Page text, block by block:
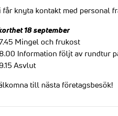
får knyta kontakt med personal
18 september
Mingel och frukost
Information följt av rundtur
Asvlut
till nästa företagsbesök!